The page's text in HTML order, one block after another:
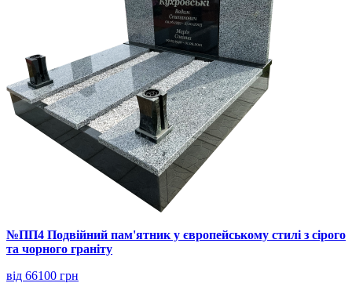
№ПП4 Подвійний пам'ятник у європейському стилі з сірого
та чорного граніту
від 66100 грн